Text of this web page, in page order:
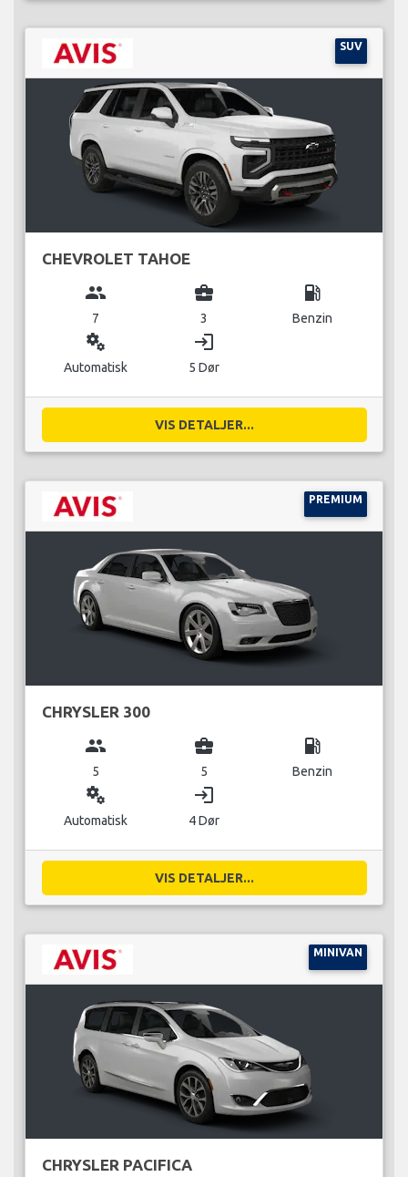
SUV
CHEVROLET TAHOE
group
7
business_center
3
local_gas_station
Benzin
miscellaneous_services
Automatisk
login
5 Dør
VIS DETALJER...
PREMIUM
CHRYSLER 300
group
5
business_center
5
local_gas_station
Benzin
miscellaneous_services
Automatisk
login
4 Dør
VIS DETALJER...
MINIVAN
CHRYSLER PACIFICA